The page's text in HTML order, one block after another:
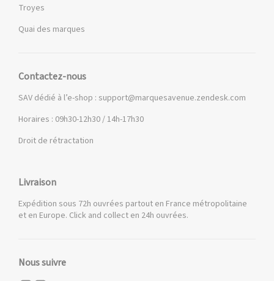
Troyes
Quai des marques
Contactez-nous
SAV dédié à l’e-shop : support@marquesavenue.zendesk.com
Horaires : 09h30-12h30 / 14h-17h30
Droit de rétractation
Livraison
Expédition sous 72h ouvrées partout en France métropolitaine
et en Europe. Click and collect en 24h ouvrées.
Nous suivre